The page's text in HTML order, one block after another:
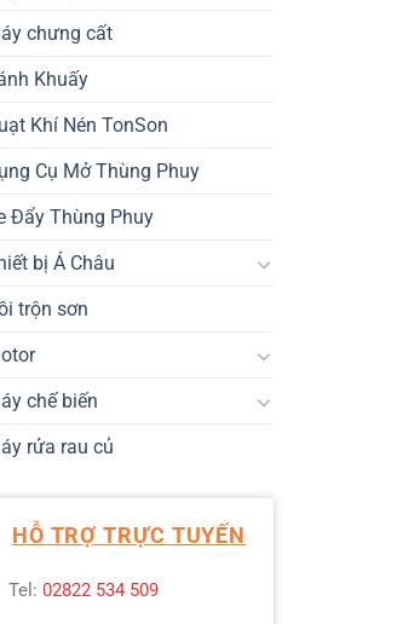
chưng cất
Khuấy
Khí Nén TonSon
Cụ Mở Thùng Phuy
Đẩy Thùng Phuy
bị Á Châu
trộn sơn
chế biến
rửa rau củ
HỖ TRỢ TRỰC TUYẾN
Tel: 02822 534 509